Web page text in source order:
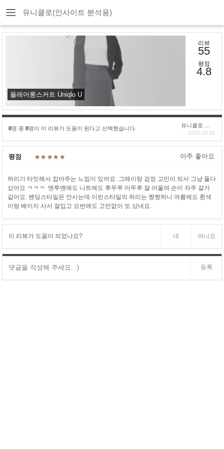
유니클로(인사이트 분석용)
플레어롱스커트 Uniqlo U
리뷰
55
평점
4.8
0명 중 0명이 이 리뷰가 도움이 된다고 선택했습니다
2022.10.10
평점 아주 좋아요
허리가 타잇해서 잡아주는 느낌이 있어요. 그레이랑 검정 고민이 되서 그냥 둘다
샀어요 ㅋㅋㅋ 맨투맨에도 니트에도 후뚜루 마뚜루 잘 어울려 손이 자주 갈거
같아요. 밴딩스타일은 안사는데 이런스타일의 허리는 짱짱하니 여름에도 흰색
이랑 베이지 사서 잘입고 요번에도 고민없이 또 샀네요.
이 리뷰가 도움이 되었나요? 네 아니요
등록